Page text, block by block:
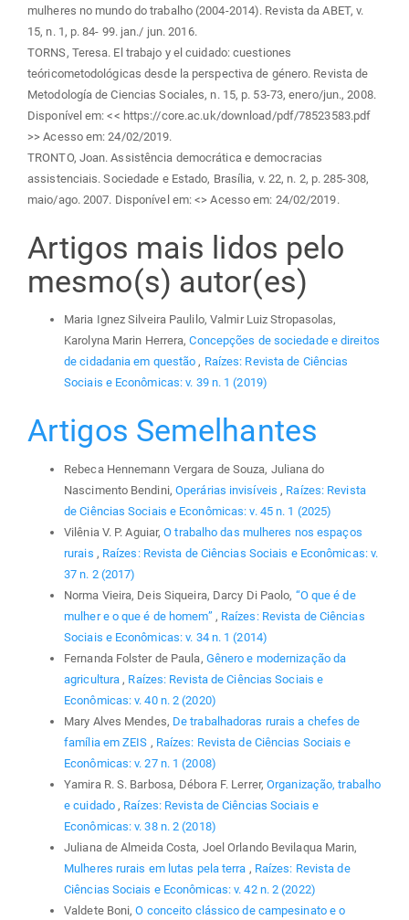
mulheres no mundo do trabalho (2004-2014). Revista da ABET, v.
15, n. 1, p. 84- 99. jan./ jun. 2016.
TORNS, Teresa. El trabajo y el cuidado: cuestiones
teóricometodológicas desde la perspectiva de género. Revista de
Metodología de Ciencias Sociales, n. 15, p. 53-73, enero/jun., 2008.
Disponível em: << https://core.ac.uk/download/pdf/78523583.pdf
>> Acesso em: 24/02/2019.
TRONTO, Joan. Assistência democrática e democracias
assistenciais. Sociedade e Estado, Brasília, v. 22, n. 2, p. 285-308,
maio/ago. 2007. Disponível em: <> Acesso em: 24/02/2019.
Artigos mais lidos pelo
mesmo(s) autor(es)
Maria Ignez Silveira Paulilo, Valmir Luiz Stropasolas,
Karolyna Marin Herrera,Concepções de sociedade e direitos
de cidadania em questão, Raízes: Revista de Ciências
Sociais e Econômicas: v. 39 n. 1 (2019)
Artigos Semelhantes
Rebeca Hennemann Vergara de Souza, Juliana do
Nascimento Bendini, Operárias invisíveis , Raízes: Revista
de Ciências Sociais e Econômicas: v. 45 n. 1 (2025)
Vilênia V. P. Aguiar,O trabalho das mulheres nos espaços
rurais , Raízes: Revista de Ciências Sociais e Econômicas: v.
37 n. 2 (2017)
Norma Vieira, Deis Siqueira, Darcy Di Paolo, “O que é de
mulher e o que é de homem” , Raízes: Revista de Ciências
Sociais e Econômicas: v. 34 n. 1 (2014)
Fernanda Folster de Paula, Gênero e modernização da
agricultura , Raízes: Revista de Ciências Sociais e
Econômicas: v. 40 n. 2 (2020)
Mary Alves Mendes, De trabalhadoras rurais a chefes de
família em ZEIS , Raízes: Revista de Ciências Sociais e
Econômicas: v. 27 n. 1 (2008)
Yamira R. S. Barbosa, Débora F. Lerrer,Organização, trabalho
e cuidado , Raízes: Revista de Ciências Sociais e
Econômicas: v. 38 n. 2 (2018)
Juliana de Almeida Costa, Joel Orlando Bevilaqua Marin,
Mulheres rurais em lutas pela terra , Raízes: Revista de
Ciências Sociais e Econômicas: v. 42 n. 2 (2022)
Valdete Boni,O conceito clássico de campesinato e o